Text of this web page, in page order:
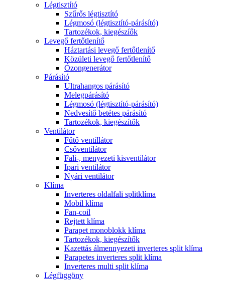
Légtisztító
Szűrős légtisztító
Légmosó (légtisztító-párásító)
Tartozékok, kiegészíők
Levegő fertőtlenítő
Háztartási levegő fertőtlenítő
Közületi levegő fertőtlenítő
Ózongenerátor
Párásító
Ultrahangos párásító
Melegpárásító
Légmosó (légtisztító-párásító)
Nedvesítő betétes párásító
Tartozékok, kiegészítők
Ventilátor
Fűtő ventillátor
Csőventilátor
Fali-, menyezeti kisventilátor
Ipari ventilátor
Nyári ventilátor
Klíma
Inverteres oldalfali splitklíma
Mobil klíma
Fan-coil
Rejtett klíma
Parapet monoblokk klíma
Tartozékok, kiegészítők
Kazettás álmennyezeti inverteres split klíma
Parapetes inverteres split klíma
Inverteres multi split klíma
Légfüggöny